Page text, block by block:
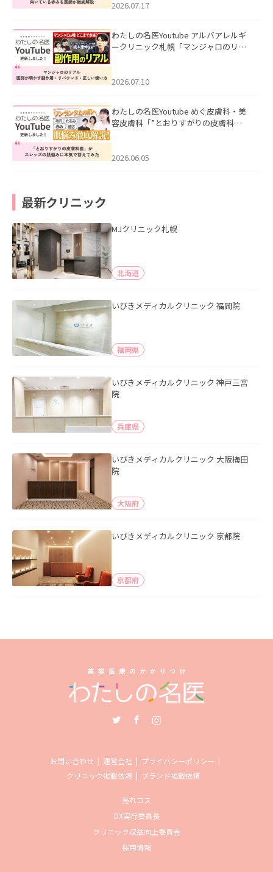
した。
2026.07.17
わたしの名医Youtube アルバアレルギ
ークリニック札幌「マンジャロのリア
た。
2026.07.10
わたしの名医Youtube めぐ皮膚科・美
容皮膚科「”とおりすがりの皮膚科
2026.06.05
最新クリニック
MJクリニック札幌
北海道
いびきメディカルクリニック 福岡院
福岡県
いびきメディカルクリニック 神戸三宮
院
兵庫県
いびきメディカルクリニック 大阪梅田
院
大阪府
いびきメディカルクリニック 京都院
京都府
お問い合わせ 運営会社
プライバシーポリシー
クリニック掲載依頼
ブランド掲載依頼
売れコス
DX実行委員長
クリニック収益向上委員会
採用情報